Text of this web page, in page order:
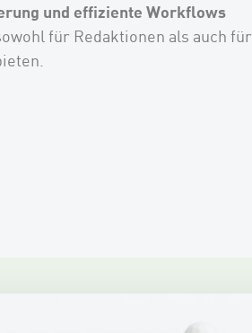
und effiziente Workflows
für Redaktionen als auch für